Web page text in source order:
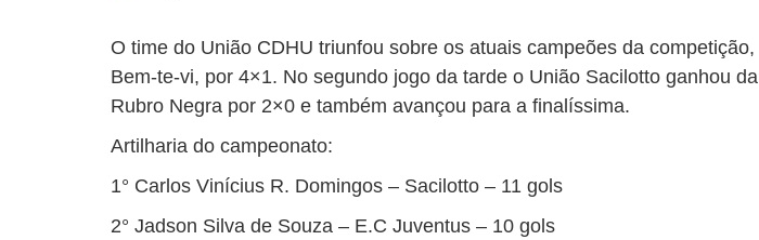
O time do União CDHU triunfou sobre os atuais campeões da competição,
Bem-te-vi, por 4×1. No segundo jogo da tarde o União Sacilotto ganhou da
Rubro Negra por 2×0 e também avançou para a finalíssima.
Artilharia do campeonato:
1° Carlos Vinícius R. Domingos – Sacilotto – 11 gols
2° Jadson Silva de Souza – E.C Juventus – 10 gols